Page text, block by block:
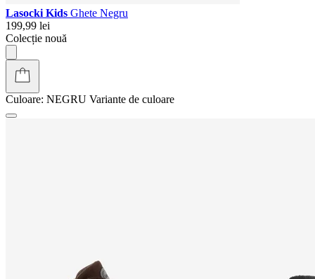
Lasocki Kids Ghete Negru
199,99 lei
Colecție nouă
Culoare: NEGRU Variante de culoare